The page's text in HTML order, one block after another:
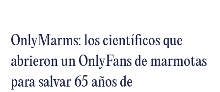
OnlyMarms: los científicos que
abrieron un OnlyFans de marmotas
para salvar 65 años de